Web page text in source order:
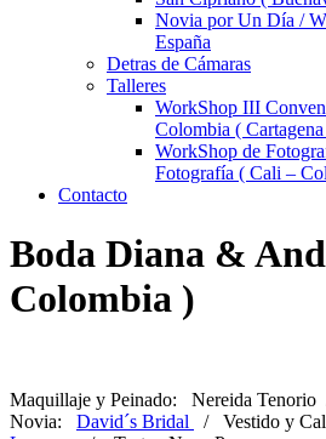
Novia por Un Día /
España
Detras de Cámaras
Talleres
WorkShop III
Colombia (
WorkShop de
Fotografía ( Cali –
Contacto
Boda Diana &
Colombia )
Maquillaje y Peinado: Nereida
Novia: David´s Bridal / Vestido y